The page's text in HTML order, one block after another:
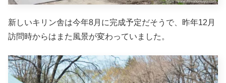
新しいキリン舎は今年8月に完成予定だそうで、昨年12月
訪問時からはまた風景が変わっていました。